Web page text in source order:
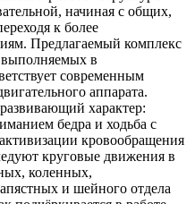
начиная с общих,
к более
Предлагаемый комплекс
в
современным
аппарата.
характер:
бедра и ходьба с
кровообращения
круговые движения в
коленных,
и шейного отдела